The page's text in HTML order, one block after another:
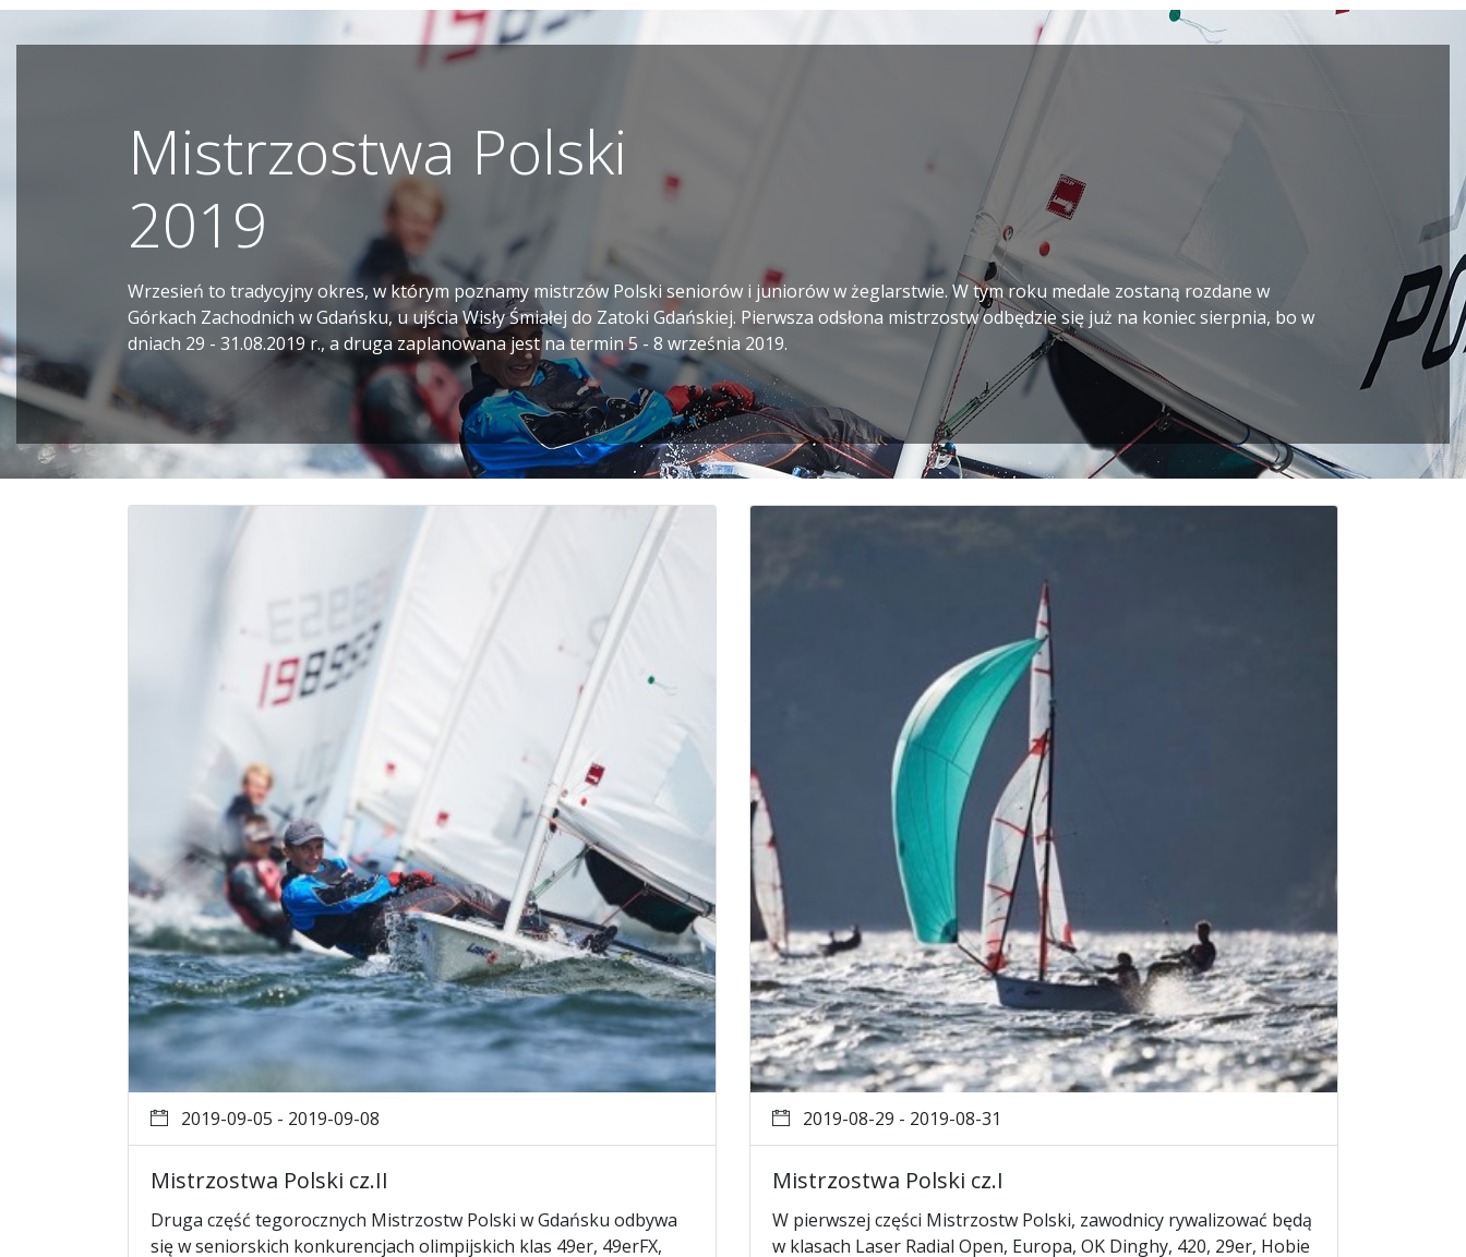
Mistrzostwa Polski
2019
Wrzesień to tradycyjny okres, w którym poznamy mistrzów Polski seniorów i juniorów w żeglarstwie. W tym roku medale zostaną rozdane w
Górkach Zachodnich w Gdańsku, u ujścia Wisły Śmiałej do Zatoki Gdańskiej. Pierwsza odsłona mistrzostw odbędzie się już na koniec sierpnia, bo w
dniach 29 - 31.08.2019 r., a druga zaplanowana jest na termin 5 - 8 września 2019.
2019-09-05 - 2019-09-08
Mistrzostwa Polski cz.II
Druga część tegorocznych Mistrzostw Polski w Gdańsku odbywa
się w seniorskich konkurencjach olimpijskich klas 49er, 49erFX,
2019-08-29 - 2019-08-31
Mistrzostwa Polski cz.I
W pierwszej części Mistrzostw Polski, zawodnicy rywalizować będą
w klasach Laser Radial Open, Europa, OK Dinghy, 420, 29er, Hobie